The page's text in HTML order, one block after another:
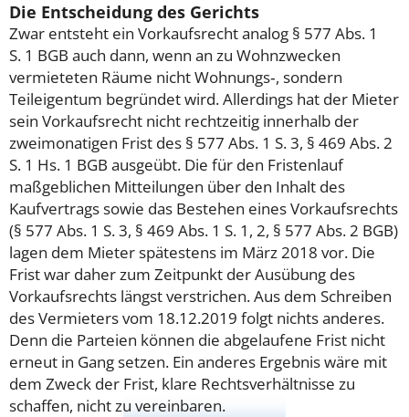
Die Entscheidung des Gerichts
Zwar entsteht ein Vorkaufsrecht analog § 577 Abs. 1
S. 1 BGB auch dann, wenn an zu Wohnzwecken
vermieteten Räume nicht Wohnungs‑, sondern
Teileigentum begründet wird. Allerdings hat der Mieter
sein Vorkaufsrecht nicht rechtzeitig innerhalb der
zweimonatigen Frist des § 577 Abs. 1 S. 3, § 469 Abs. 2
S. 1 Hs. 1 BGB ausgeübt. Die für den Fristenlauf
maßgeblichen Mitteilungen über den Inhalt des
Kaufvertrags sowie das Bestehen eines Vorkaufsrechts
(§ 577 Abs. 1 S. 3, § 469 Abs. 1 S. 1, 2, § 577 Abs. 2 BGB)
lagen dem Mieter spätestens im März 2018 vor. Die
Frist war daher zum Zeitpunkt der Ausübung des
Vorkaufsrechts längst verstrichen. Aus dem Schreiben
des Vermieters vom 18.12.2019 folgt nichts anderes.
Denn die Parteien können die abgelaufene Frist nicht
erneut in Gang setzen. Ein anderes Ergebnis wäre mit
dem Zweck der Frist, klare Rechtsverhältnisse zu
schaffen, nicht zu vereinbaren.